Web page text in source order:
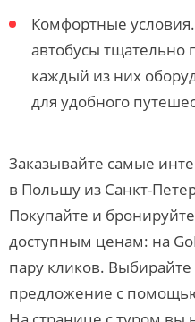
Комфортные
автобусы тщательно
каждый из них
для удобного
Заказывайте самые
в Польшу из Санкт-
Покупайте и
доступным ценам: на
пару кликов.
предложение с